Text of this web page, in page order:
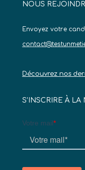
NOUS
Envoyez votre
Découvrez nos
S’INSCRIRE À LA